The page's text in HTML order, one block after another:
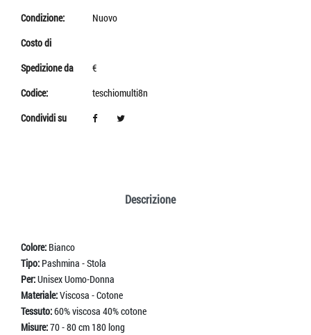
Condizione:
Nuovo
Costo di
Spedizione da
€
Codice:
teschiomulti8n
Condividi su
Descrizione
Colore: Bianco
Tipo: Pashmina - Stola
Per:Unisex Uomo-Donna
Materiale:Viscosa - Cotone
Tessuto:60% viscosa 40% cotone
Misure:70 - 80 cm 180 long